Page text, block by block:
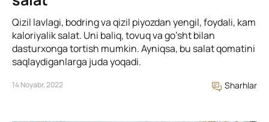
Qizil lavlagi, bodring va qizil piyozdan yengil, foydali, kam
kaloriyalik salat. Uni baliq, tovuq va go’sht bilan
dasturxonga tortish mumkin. Ayniqsa, bu salat qomatini
saqlaydiganlarga juda yoqadi.
14 Noyabr, 2022 Sharhlar